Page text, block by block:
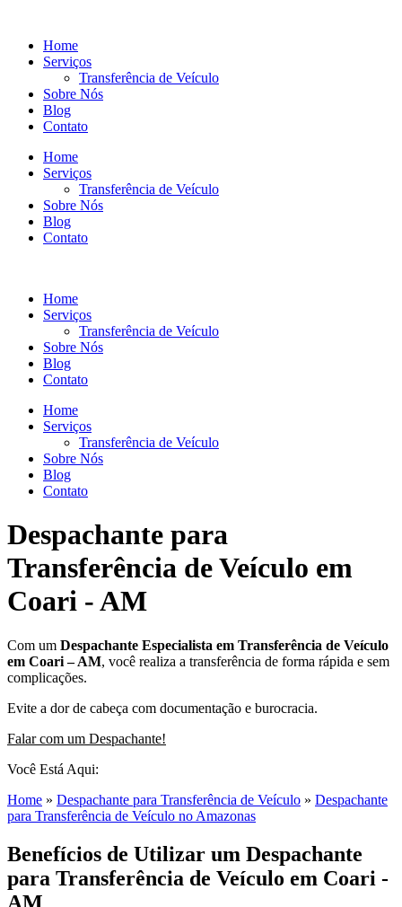
conteúdo
Home
Serviços
Transferência de Veículo
Sobre Nós
Blog
Contato
Home
Serviços
Transferência de Veículo
Sobre Nós
Blog
Contato
Home
Serviços
Transferência de Veículo
Sobre Nós
Blog
Contato
Home
Serviços
Transferência de Veículo
Sobre Nós
Blog
Contato
Despachante para
Transferência de Veículo em
Coari - AM
Com um Despachante Especialista em Transferência de Veículo
em Coari – AM, você realiza a transferência de forma rápida e sem
complicações.
Evite a dor de cabeça com documentação e burocracia.
Falar com um Despachante!
Você Está Aqui:
Home » Despachante para Transferência de Veículo » Despachante
para Transferência de Veículo no Amazonas
Benefícios de Utilizar um Despachante
para Transferência de Veículo em Coari -
AM